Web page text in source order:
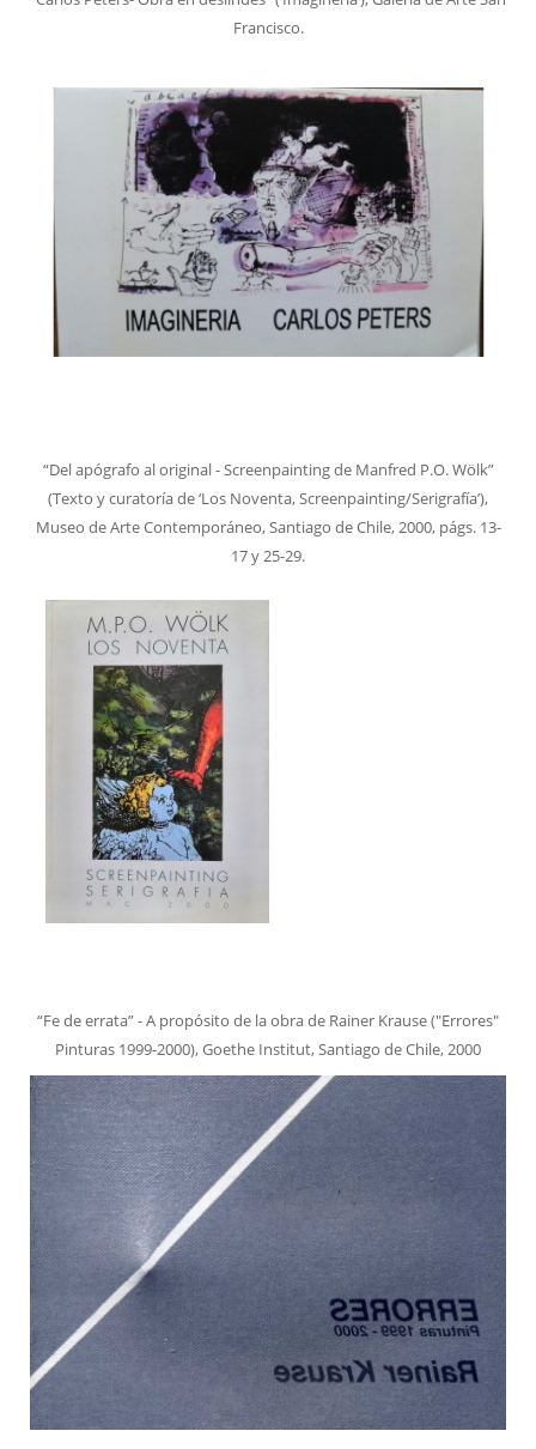
Francisco.
“Del apógrafo al original - Screenpainting de Manfred P.O. Wölk”
(Texto y curatoría de ‘Los Noventa, Screenpainting/Serigrafía’),
Museo de Arte Contemporáneo, Santiago de Chile, 2000, págs. 13-
17 y 25-29.
“Fe de errata” - A propósito de la obra de Rainer Krause ("Errores"
Pinturas 1999-2000), Goethe Institut, Santiago de Chile, 2000